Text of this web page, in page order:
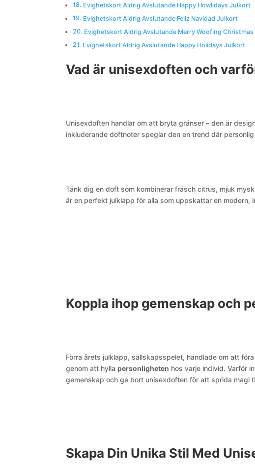
Evighetskort Aldrig Avslutande Happy Howlidays Julkort
Evighetskort Aldrig Avslutande Feliz Navidad Julkort
Evighetskort Aldrig Avslutande Merry Woofing
Evighetskort Aldrig Avslutande Happy Holidays Julkort
Vad är unisexdoften och
Unisexdoften handlar om att bryta gränser – den är
inkluderande doftnoter speglar den en trend där
Tänk dig en doft som kombinerar fräsch citrus, mjuk
är en perfekt julklapp för alla som uppskattar en modern,
Koppla ihop gemenskap och
Förra årets julklapp, sällskapsspelet, handlade om att
genom att hyllapersonligheten hos varje individ. Varför
gemenskap och ge bort unisexdoften för att sprida magi
Skapa Din Unika Stil Med